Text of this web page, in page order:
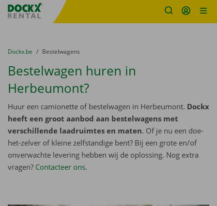
Fratello DEMO
U bevindt zich hier:
van
Dockx.be naar
Bestelwagens
Bestelwagen huren in
Herbeumont?
Huur een camionette of bestelwagen in Herbeumont. Dockx
heeft een groot aanbod aan bestelwagens met
verschillende laadruimtes en maten. Of je nu een doe-
het-zelver of kleine zelfstandige bent? Bij een grote en/of
onverwachte levering hebben wij de oplossing. Nog extra
vragen? Contacteer ons.